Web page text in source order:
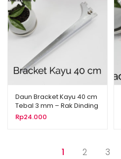
Daun Bracket Kayu 40 cm
Tebal 3 mm – Rak Dinding
– Rak Kayu – Display
Aksesoris
Rp24.000
1 2 3